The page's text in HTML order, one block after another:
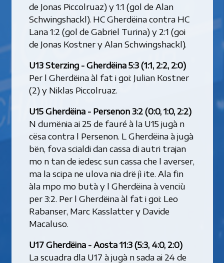
de Jonas Piccolruaz) y 1:1 (gol de Alan
Schwingshackl). HC Gherdëina contra HC
Lana 1:2 (gol de Gabriel Turina) y 2:1 (goi
de Jonas Kostner y Alan Schwingshackl).
U13 Sterzing - Gherdëina 5:3 (1:1, 2:2, 2:0)
Per l Gherdëina àl fat i goi: Julian Kostner
(2) y Niklas Piccolruaz.
U15 Gherdëina - Persenon 3:2 (0:0, 1:0, 2:2)
N dumënia ai 25 de fauré à la U15 jugà n
cësa contra l Persenon. L Gherdëina à jugà
bën, fova scialdi dan cassa di autri trajan
mo n tan de iedesc sun cassa che l averser,
ma la scipa ne ulova nia drë jì ite. Ala fin
àla mpo mo butà y l Gherdëina à venciù
per 3:2. Per l Gherdëina àl fat i goi: Leo
Rabanser, Marc Kasslatter y Davide
Macaluso.
U17 Gherdëina - Aosta 11:3 (5:3, 4:0, 2:0)
La scuadra dla U17 à jugà n sada ai 24 de